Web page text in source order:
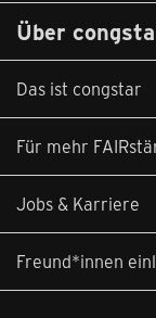
Über
Das ist congstar
Für mehr
Jobs & Karriere
Freund*innen